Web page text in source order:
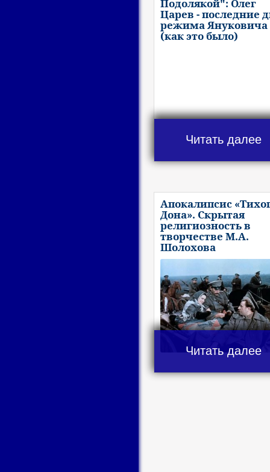
Подолякой": Олег
Царев - последние
режима Януковича
(как это было)
Читать далее
Апокалипсис
Дона». Скрытая
религиозность в
творчестве М.А.
Шолохова
Читать далее